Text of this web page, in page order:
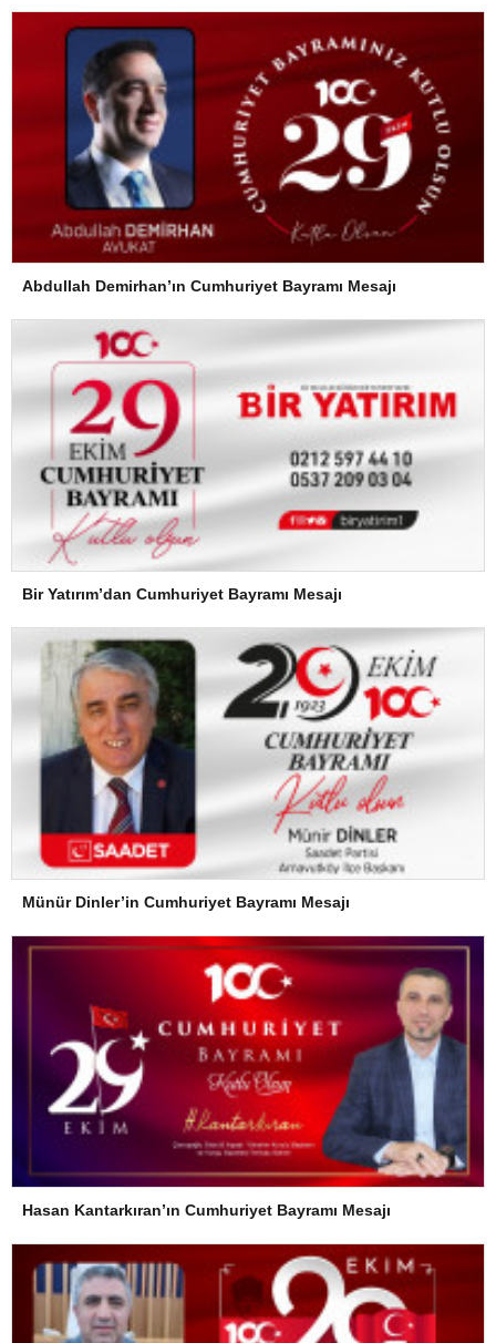
Abdullah Demirhan’ın Cumhuriyet Bayramı Mesajı
Bir Yatırım’dan Cumhuriyet Bayramı Mesajı
Münür Dinler’in Cumhuriyet Bayramı Mesajı
Hasan Kantarkıran’ın Cumhuriyet Bayramı Mesajı